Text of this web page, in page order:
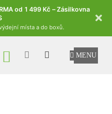
od 1 499 Kč – Zásilkovna
místa a do boxů.
NÁKUPNÍ KOŠÍK